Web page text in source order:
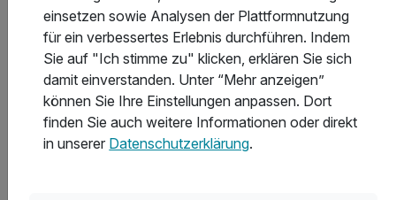
Weitere Reisethemen für deinen
Kurzurlaub in Baden-Württemberg
einsetzen sowie Analysen der Plattformnutzung
für ein verbessertes Erlebnis durchführen. Indem
Sie auf "Ich stimme zu" klicken, erklären Sie sich
damit einverstanden. Unter “Mehr anzeigen”
können Sie Ihre Einstellungen anpassen. Dort
finden Sie auch weitere Informationen oder direkt
in unserer Datenschutzerklärung.